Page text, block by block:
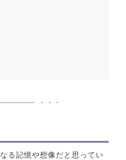
る記憶や想像だと思ってい